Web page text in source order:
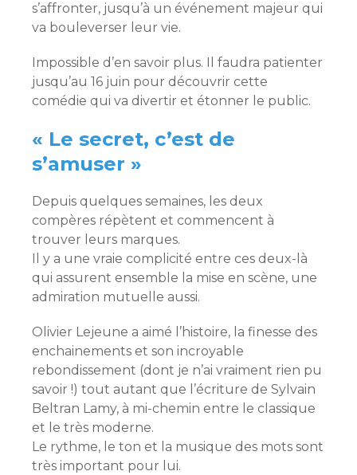
s’affronter, jusqu’à un événement majeur qui
va bouleverser leur vie.
Impossible d’en savoir plus. Il faudra patienter
jusqu’au 16 juin pour découvrir cette
comédie qui va divertir et étonner le public.
« Le secret, c’est de
s’amuser »
Depuis quelques semaines, les deux
compères répètent et commencent à
trouver leurs marques.
Il y a une vraie complicité entre ces deux-là
qui assurent ensemble la mise en scène, une
admiration mutuelle aussi.
Olivier Lejeune a aimé l’histoire, la finesse des
enchainements et son incroyable
rebondissement (dont je n’ai vraiment rien pu
savoir !) tout autant que l’écriture de Sylvain
Beltran Lamy, à mi-chemin entre le classique
et le très moderne.
Le rythme, le ton et la musique des mots sont
très important pour lui.